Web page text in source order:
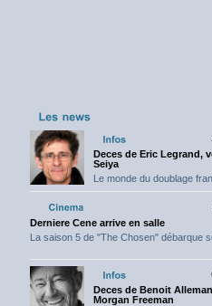
Deces de Eric Legrand,
Seiya
Le monde du doublage
Derniere Cene arrive en salle
La saison 5 de "The Chosen" débarque
Deces de Benoit
Morgan Freeman